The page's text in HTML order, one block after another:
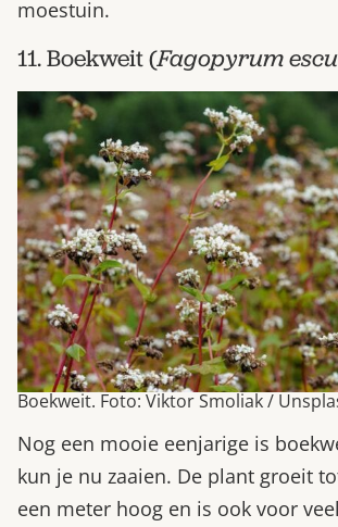
moestuin.
11. Boekweit (Fagopyrum
Boekweit. Foto: Viktor Smoliak /
Nog een mooie eenjarige is
kun je nu zaaien. De plant groeit
een meter hoog en is ook voor